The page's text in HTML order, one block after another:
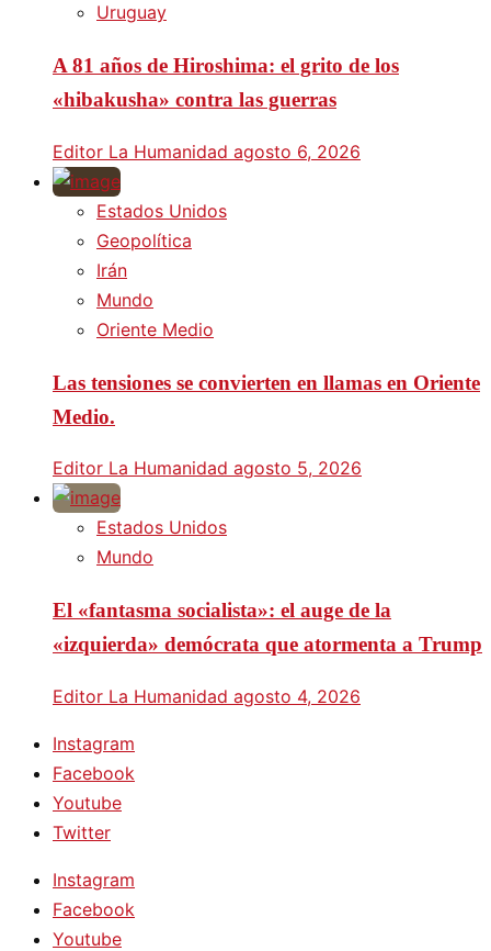
Uruguay
A 81 años de Hiroshima: el grito de los
«hibakusha» contra las guerras
Editor La Humanidad agosto 6, 2026
Estados Unidos
Geopolítica
Irán
Mundo
Oriente Medio
Las tensiones se convierten en llamas en Oriente
Medio.
Editor La Humanidad agosto 5, 2026
Estados Unidos
Mundo
El «fantasma socialista»: el auge de la
«izquierda» demócrata que atormenta a Trump
Editor La Humanidad agosto 4, 2026
Instagram
Facebook
Youtube
Twitter
Instagram
Facebook
Youtube